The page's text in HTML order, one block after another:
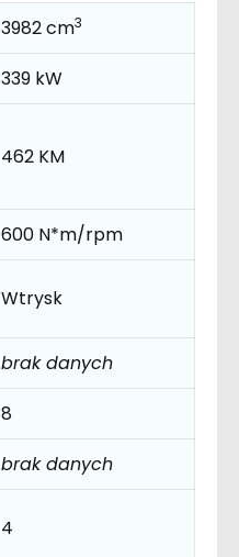
3982 cm3
339 kW
462 KM
600 N*m/rpm
Wtrysk
brak danych
8
brak danych
4